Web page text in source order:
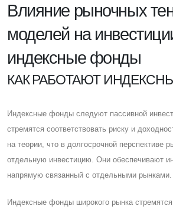
Влияние рыночных
моделей на
индексные фонды
КАК РАБОТАЮТ
Индексные фонды следуют пассивной
стремятся соответствовать риску и
на теории, что в долгосрочной перспективе
отдельную инвестицию. Они обеспечивают
напрямую связанный с отдельными рынками.
Индексные фонды широкого рынка